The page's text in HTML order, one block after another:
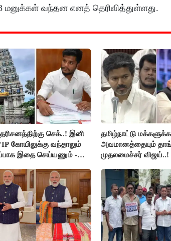
வந்தன எனத் தெரிவித்துள்ளது.
தரிசனத்திற்கு செக்..! இனி
கோயிலுக்கு வந்தாலும்
இதை செய்யணும் -
தமிழ்நாட்டு
அவமானத்தையும்
முதலமைச்சர் விஜய்..!